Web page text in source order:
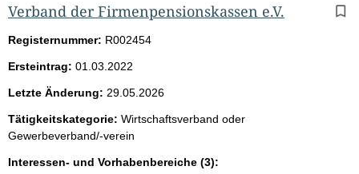
Verband der Firmenpensionskassen e.V.
Registernummer: R002454
Ersteintrag: 01.03.2022
Letzte Änderung: 29.05.2026
Tätigkeitskategorie: Wirtschaftsverband oder
Gewerbeverband/-verein
Interessen- und Vorhabenbereiche (3):